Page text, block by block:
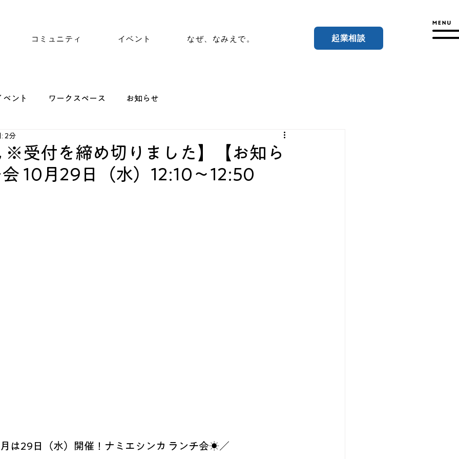
コミュニティ イベント なぜ、なみえで。 起業相談
ベント ワークスペース お知らせ
※受付を締め切りました】【お知ら
10月29日（水）12:10～12:50
2分
は29日（水）開催！ナミエシンカ ランチ会☀／